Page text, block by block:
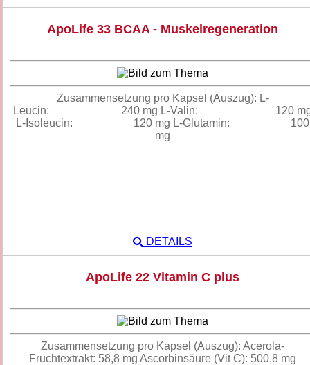
ApoLife 33 BCAA - Muskelregeneration
Zusammensetzung pro Kapsel (Auszug): L-
Leucin: 240 mg L-Valin: 120
L-Isoleucin: 120 mg L-Glutamin: 100
mg
DETAILS
ApoLife 22 Vitamin C plus
Zusammensetzung pro Kapsel (Auszug): Acerola-
Fruchtextrakt: 58,8 mg Ascorbinsäure (Vit C): 500,8 mg